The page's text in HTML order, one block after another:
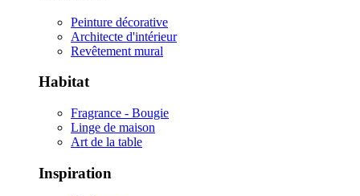
Peinture décorative
Architecte d'intérieur
Revêtement mural
Habitat
Fragrance - Bougie
Linge de maison
Art de la table
Inspiration